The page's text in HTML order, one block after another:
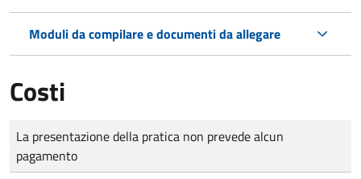
Moduli da compilare e documenti da allegare
Costi
Tipo di pagamento
Importo
La presentazione della pratica non prevede alcun
pagamento